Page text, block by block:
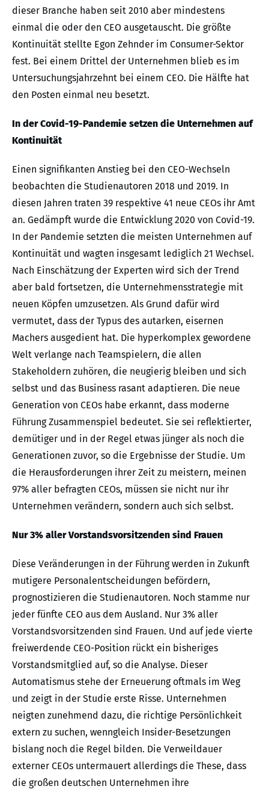
dieser Branche haben seit 2010 aber mindestens
einmal die oder den CEO ausgetauscht. Die größte
Kontinuität stellte Egon Zehnder im Consumer-Sektor
fest. Bei einem Drittel der Unternehmen blieb es im
Untersuchungsjahrzehnt bei einem CEO. Die Hälfte hat
den Posten einmal neu besetzt.
In der Covid-19-Pandemie setzen die Unternehmen auf
Kontinuität
Einen signifikanten Anstieg bei den CEO-Wechseln
beobachten die Studienautoren 2018 und 2019. In
diesen Jahren traten 39 respektive 41 neue CEOs ihr Amt
an. Gedämpft wurde die Entwicklung 2020 von Covid-19.
In der Pandemie setzten die meisten Unternehmen auf
Kontinuität und wagten insgesamt lediglich 21 Wechsel.
Nach Einschätzung der Experten wird sich der Trend
aber bald fortsetzen, die Unternehmensstrategie mit
neuen Köpfen umzusetzen. Als Grund dafür wird
vermutet, dass der Typus des autarken, eisernen
Machers ausgedient hat. Die hyperkomplex gewordene
Welt verlange nach Teamspielern, die allen
Stakeholdern zuhören, die neugierig bleiben und sich
selbst und das Business rasant adaptieren. Die neue
Generation von CEOs habe erkannt, dass moderne
Führung Zusammenspiel bedeutet. Sie sei reflektierter,
demütiger und in der Regel etwas jünger als noch die
Generationen zuvor, so die Ergebnisse der Studie. Um
die Herausforderungen ihrer Zeit zu meistern, meinen
97% aller befragten CEOs, müssen sie nicht nur ihr
Unternehmen verändern, sondern auch sich selbst.
Nur 3% aller Vorstandsvorsitzenden sind Frauen
Diese Veränderungen in der Führung werden in Zukunft
mutigere Personalentscheidungen befördern,
prognostizieren die Studienautoren. Noch stamme nur
jeder fünfte CEO aus dem Ausland. Nur 3% aller
Vorstandsvorsitzenden sind Frauen. Und auf jede vierte
freiwerdende CEO-Position rückt ein bisheriges
Vorstandsmitglied auf, so die Analyse. Dieser
Automatismus stehe der Erneuerung oftmals im Weg
und zeigt in der Studie erste Risse. Unternehmen
neigten zunehmend dazu, die richtige Persönlichkeit
extern zu suchen, wenngleich Insider-Besetzungen
bislang noch die Regel bilden. Die Verweildauer
externer CEOs untermauert allerdings die These, dass
die großen deutschen Unternehmen ihre